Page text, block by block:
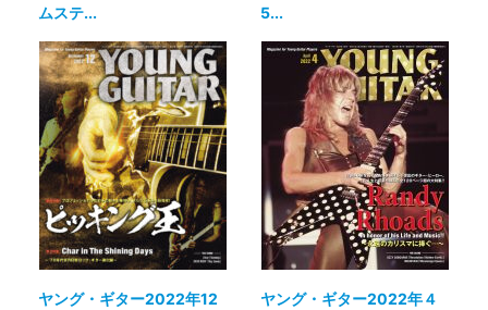
ムステ...
5...
ヤング・ギター2022年12
ヤング・ギター2022年４